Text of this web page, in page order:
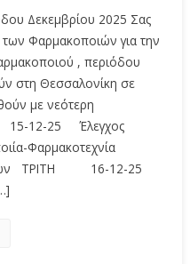
Δεκεμβρίου 2025 Σας
των Φαρμακοποιών για την
, περιόδου
στη Θεσσαλονίκη σε
με νεότερη
15-12-25 Έλεγχος
Φαρμακοτεχνία
ΤΡΙΤΗ 16-12-25